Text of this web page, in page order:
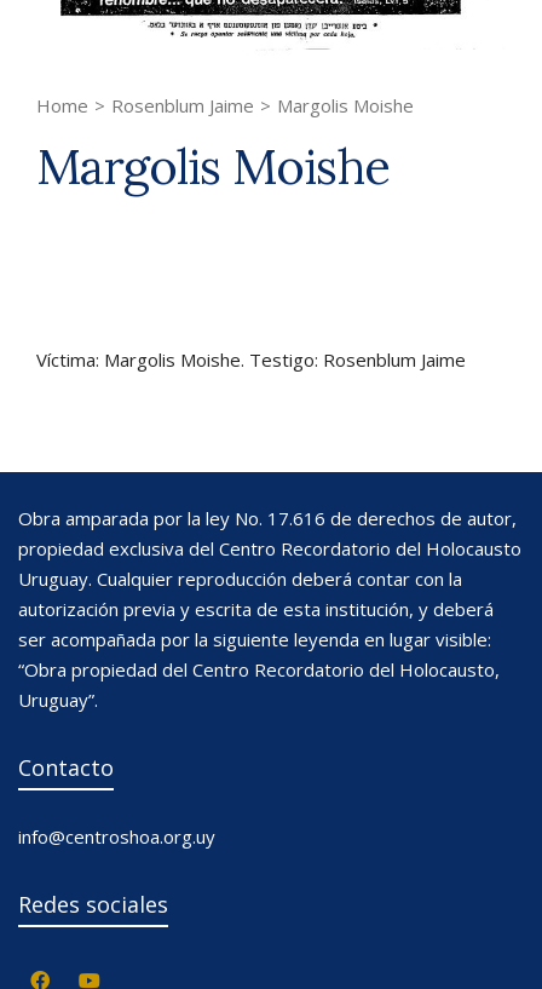
Home > Rosenblum Jaime > Margolis Moishe
Margolis Moishe
Víctima: Margolis Moishe. Testigo: Rosenblum Jaime
Obra amparada por la ley No. 17.616 de derechos de autor,
propiedad exclusiva del Centro Recordatorio del Holocausto
Uruguay. Cualquier reproducción deberá contar con la
autorización previa y escrita de esta institución, y deberá
ser acompañada por la siguiente leyenda en lugar visible:
“Obra propiedad del Centro Recordatorio del Holocausto,
Uruguay”.
Contacto
info@centroshoa.org.uy
Redes sociales